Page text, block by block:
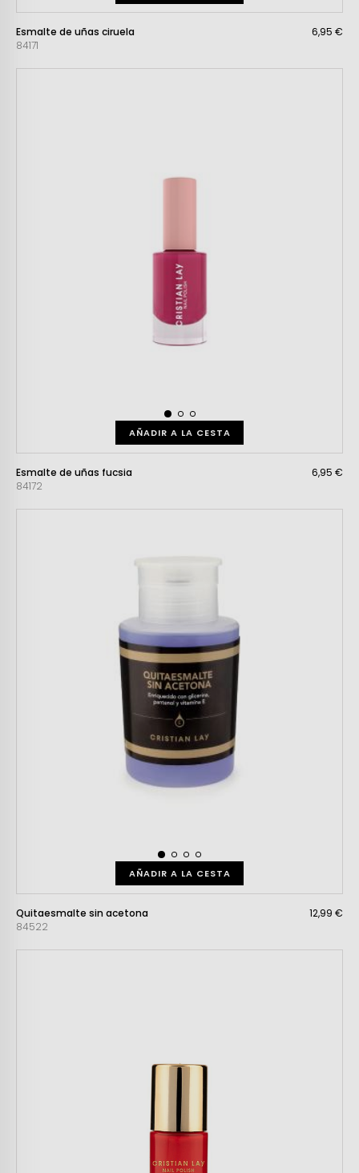
Esmalte de uñas ciruela
84171
6,95 €
AÑADIR A LA CESTA
Esmalte de uñas fucsia
84172
6,95 €
AÑADIR A LA CESTA
Quitaesmalte sin acetona
84522
12,99 €